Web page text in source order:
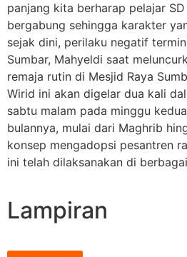
panjang kita berharap pelajar
bergabung sehingga karakter
sejak dini, perilaku negatif
Sumbar, Mahyeldi saat
remaja rutin di Mesjid Raya
Wirid ini akan digelar dua kali
sabtu malam pada minggu
bulannya, mulai dari Maghrib
konsep mengadopsi pesantren
ini telah dilaksanakan di
Lampiran